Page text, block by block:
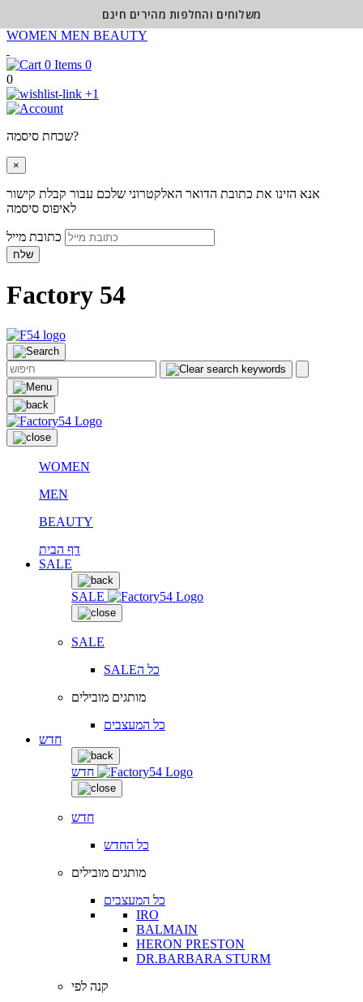
WOMEN MEN BEAUTY
0
0
+1
שכחת סיסמה?
×
אנא הזינו את כתובת הדואר האלקטרוני שלכם עבור קבלת קישור
לאיפוס סיסמה
שלח
Factory 54
WOMEN
MEN
BEAUTY
דף הבית
SALE
SALE
SALE
SALEכל ה
מותגים מובילים
כל המעצבים
חדש
חדש
חדש
כל החדש
מותגים מובילים
כל המעצבים
IRO
BALMAIN
HERON PRESTON
DR.BARBARA STURM
קנה לפי
משלוחים והחלפות מהירים חינם